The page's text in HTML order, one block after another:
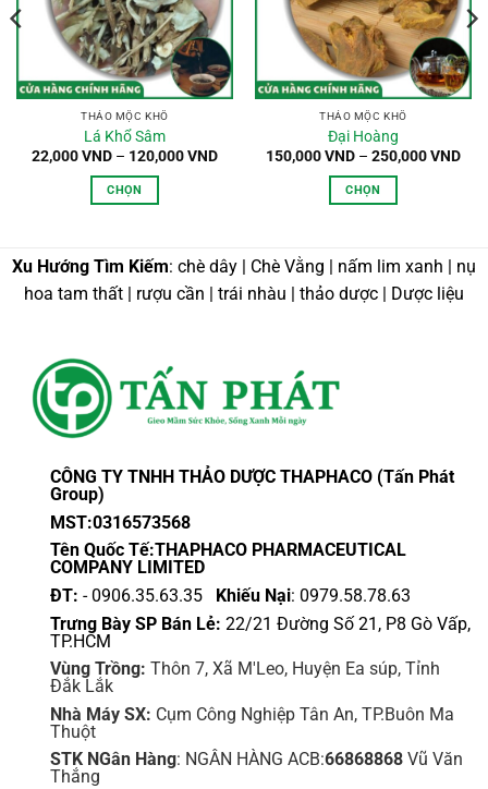
THẢO MỘC KHÔ
Lá Khổ Sâm
22,000VND – 120,000VNDKhoảng
CHỌN
này
có
nhiều
chọn
thể
chọn
trang
phẩm
THẢO MỘC KHÔ
Đại Hoàng
150,000VND – 250,000VND
CHỌN
này
nhiều
thể
được
trang
phẩm
Xu Hướng Tìm Kiếm: chè dây | Chè Vằng | nấm lim xanh | nụ
hoa tam thất | rượu cần | trái nhàu | thảo dược | Dược liệu
CÔNG TY TNHH THẢO DƯỢC THAPHACO (Tấn Phát
Group)
MST:0316573568
Tên Quốc Tế:THAPHACO PHARMACEUTICAL
COMPANY LIMITED
ĐT: - 0906.35.63.35 Khiếu Nại: 0979.58.78.63
Trưng Bày SP Bán Lẻ: 22/21 Đường Số 21, P8 Gò Vấp,
TP.HCM
Vùng Trồng: Thôn 7, Xã M'Leo, Huyện Ea súp, Tỉnh
Đắk Lắk
Nhà Máy SX: Cụm Công Nghiệp Tân An, TP.Buôn Ma
Thuột
STK NGân Hàng: NGÂN HÀNG ACB:66868868Vũ Văn
Thắng